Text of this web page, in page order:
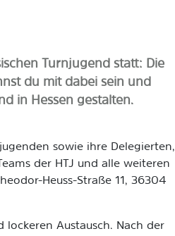
Turnjugend statt: Die
du mit dabei sein und
in Hessen gestalten.
sowie ihre Delegierten,
der HTJ und alle weiteren
Heuss-Straße 11, 36304
Austausch. Nach der